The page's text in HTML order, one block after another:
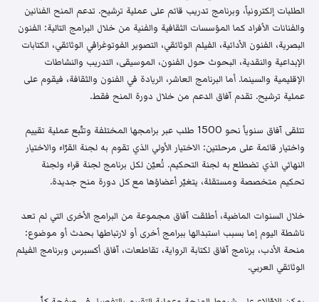
الطلبات إلكترونياً، وبرنامج تدريب قائم على عملية ترشيح. تدعم المنح الفنانين
والفنانات الأفراد كما المؤسسات الثقافية والفنية من خلال البرامج التالية: الفنون
البصرية، الفنون الأدائية، الفيلم الوثائقي، التصوير الفوتوغرافي الوثائقي، الكتابات
الإبداعية والنقدية، البحوث حول الفنون، الموسيقى، التدريب والنشاطات
الإقليمية والسينما. أما البرنامج العاشر، الريادة في الفنون والثقافة، فيقوم على
عملية ترشيح. تقدم آفاق الدعم من خلال دورة المنح فقط.
تتلقى آفاق سنوياً نحو 1500 طلب عبر برامجها المختلفة وتتّبع عملية تقييم
واختيار قائمة على مرحلتين: الاختيار الأولي الذي تقوم به لجنة القرّاء والاختيار
النهائي الذي تضطلع به لجنة التحكيم. تُعيّن لكل برنامج لجنة قراء ولجنة
تحكيم متخصصة ومستقلة، يتغيّر أعضاؤها مع كل دورة منح جديدة.
خلال السنوات الماضية، أطلقت آفاق مجموعة من البرامج الأخرى التي لم تعد
ناشطة اليوم إما بسبب استبدالها ببرامج أخرى أو لارتباطها بحدث أو موضوع:
منحة الأدب، برنامج آفاق لكتابة الرواية، تقاطعات، آفاق أكسبرس وبرنامج الفيلم
الوثائقي العربي.